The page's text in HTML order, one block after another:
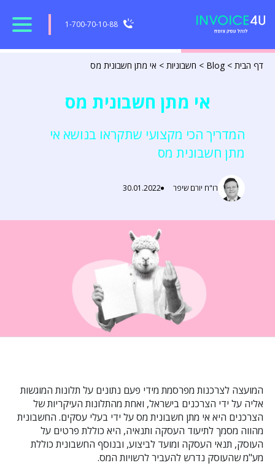
1-700-70-10-88
דף הבית >
Blog
> חשבוניות > אי מתן חשבונית מס
אי מתן חשבונית מס
המדריך הכי מקצועי שתקראו בנושא אי
מתן חשבונית מס
רו"ח יורם שיפר 30.01.2022
המועצה לצרכנות מפרסמת מידי פעם נתונים על תלונות המוגשות
אליה על ידי הצרכנים בישראל, ואחת מהתלונות העיקריות של
הצרכנים היא אי מתן חשבונית מס על ידי בעלי עסקים. החשבונית
מהווה מסמך לתיעוד העסקה ותנאיה, היא כוללת פרטים על
העוסק, תנאי העסקה ומועד לביצוע, ובנוסף החשבונית כוללת
מע"מ שהעוסק נדרש להעביר לרשויות המס.